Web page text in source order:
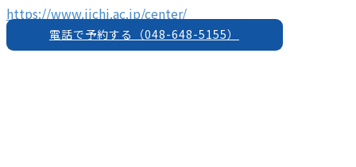
https://www.jichi.ac.jp/center/
電話で予約する（​048-648-5155）